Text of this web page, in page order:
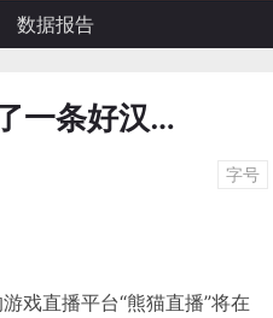
数据报告
一条好汉…
字号
戏直播平台“熊猫直播”将在